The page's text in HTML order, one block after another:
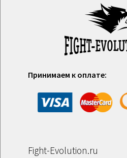
Принимаем к оплате:
Fight-Evolution.ru